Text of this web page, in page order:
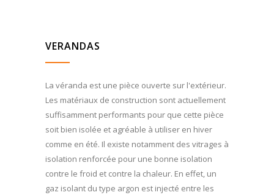
VERANDAS
La véranda est une pièce ouverte sur l'extérieur.
Les matériaux de construction sont actuellement
suffisamment performants pour que cette pièce
soit bien isolée et agréable à utiliser en hiver
comme en été. Il existe notamment des vitrages à
isolation renforcée pour une bonne isolation
contre le froid et contre la chaleur. En effet, un
gaz isolant du type argon est injecté entre les